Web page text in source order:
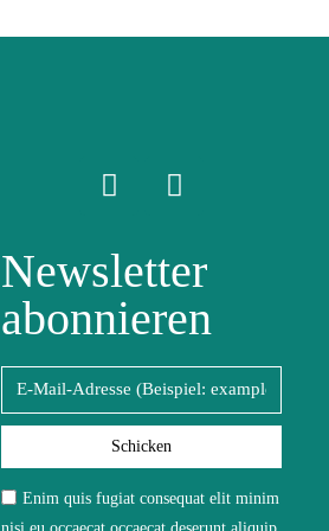
Newsletter
abonnieren
Schicken
Enim quis fugiat consequat elit minim